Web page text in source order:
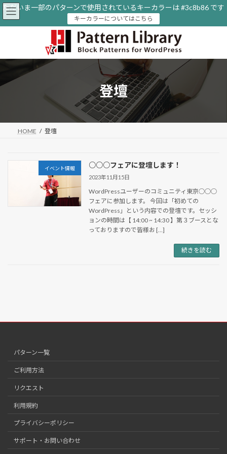
コ
ン
テ
ッ
ナ
ビ
ゲ
移
ただいま一部のパターンで使用されているキーカラーは #3c8b86 です
キーカラーについてはこちら
登壇
HOME 登壇
イベント情報 ○○○フェアに登壇します！
2023年11月15日
WordPressユーザーのコミュニティ東京○○○
フェアに参加します。 今回は「初めての
WordPress」という内容での登壇です。セッシ
ョンの時間は【 14:00 ~ 14:30 】第３ブースとな
っておりますので皆様お […]
続きを読む
パターン一覧
ご利用方法
リクエスト
利用規約
プライバシーポリシー
サポート・お問い合わせ